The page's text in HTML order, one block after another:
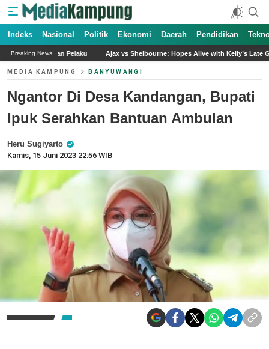
Indeks Nasional Politik Ekonomi Daerah Pendidikan
Breaking News
Ajax vs Shelbourne: Hopes Alive with Kelly’s Late Goal and Beach’s Heroics
MEDIA KAMPUNG BANYUWANGI
Ngantor Di Desa Kandangan, Bupati
Ipuk Serahkan Bantuan Ambulan
Heru Sugiyarto
Kamis, 15 Juni 2023 22:56 WIB